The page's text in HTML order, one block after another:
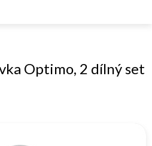
Optimo, 2 dílný set